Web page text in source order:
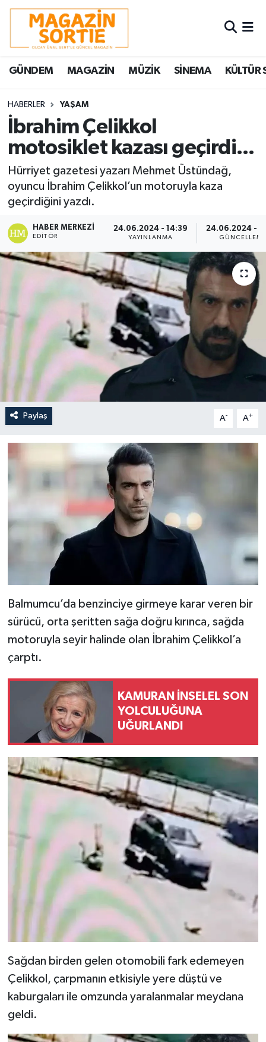
GÜNDEM MAGAZİN MÜZİK SİNEMA KÜLTÜR
HABERLER YAŞAM
İbrahim Çelikkol
motosiklet kazası geçirdi...
Hürriyet gazetesi yazarı Mehmet Üstündağ,
oyuncu İbrahim Çelikkol’un motoruyla kaza
geçirdiğini yazdı.
HABER MERKEZI
EDITÖR
24.06.2024 - 14:39
YAYINLANMA
24.06.2024 -
Paylaş A- A+
Balmumcu’da benzinciye girmeye karar veren bir
sürücü, orta şeritten sağa doğru kırınca, sağda
motoruyla seyir halinde olan İbrahim Çelikkol’a
çarptı.
KAMURAN İNSELEL SON
YOLCULUĞUNA
UĞURLANDI
Sağdan birden gelen otomobili fark edemeyen
Çelikkol, çarpmanın etkisiyle yere düştü ve
kaburgaları ile omzunda yaralanmalar meydana
geldi.
Nöbetçi Eczaneler
Hava Durumu
Trafik Durumu
Süper Lig Puan Durumu ve Fikstür
Tüm Manşetler
Son Dakika Haberleri
Haber Arşivi